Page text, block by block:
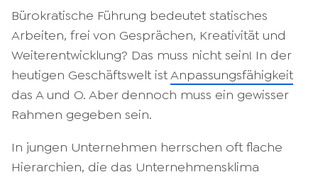
Bürokratische Führung bedeutet statisches
Arbeiten, frei von Gesprächen, Kreativität und
Weiterentwicklung? Das muss nicht sein! In der
heutigen Geschäftswelt istAnpassungsfähigkeit
das A und O. Aber dennoch muss ein gewisser
Rahmen gegeben sein.
In jungen Unternehmen herrschen oft flache
Hierarchien, die das Unternehmensklima